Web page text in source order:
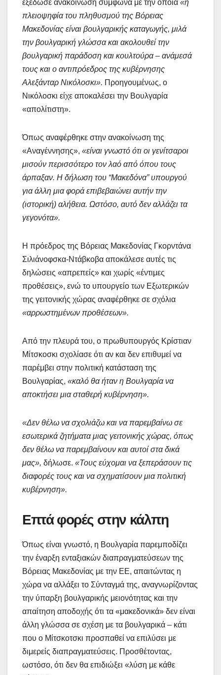
εξέδωσε ανακοίνωση σύμφωνα με την οποία «η
πλειοψηφία του πληθυσμού της Βόρειας
Μακεδονίας είναι βουλγαρικής καταγωγής, μιλά
την βουλγαρική γλώσσα και ακολουθεί την
βουλγαρική παράδοση και κουλτούρα – ανάμεσά
τους και ο αντιπρόεδρος της κυβέρνησης
Αλεξάνταρ Νικόλοσκι». Προηγουμένως, ο
Νικόλοσκι είχε αποκαλέσει την Βουλγαρία
«απολίτιστη».
Όπως αναφέρθηκε στην ανακοίνωση της
«Αναγέννησης», «είναι γνωστό ότι οι γενίτσαροι
μισούν περισσότερο τον λαό από όπου τους
άρπαξαν. Η δήλωση του “Μακεδόνα” υπουργού
για άλλη μια φορά επιβεβαιώνει αυτήν την
(ιστορική) αλήθεια. Ωστόσο, αυτό δεν αλλάζει τα
γεγονότα».
Η πρόεδρος της Βόρειας Μακεδονίας Γκορντάνα
Σιλιάνοφσκα-Ντάβκοβα αποκάλεσε αυτές τις
δηλώσεις «απρεπείς» και χωρίς «έντιμες
προθέσεις», ενώ το υπουργείο των Εξωτερικών
της γειτονικής χώρας αναφέρθηκε σε σχόλια
«αρρωστημένων προθέσεων».
Από την πλευρά του, ο πρωθυπουργός Κρίστιαν
Μίτσκοσκι σχολίασε ότι αν και δεν επιθυμεί να
παρέμβει στην πολιτική κατάσταση της
Βουλγαρίας, «καλό θα ήταν η Βουλγαρία να
αποκτήσει μια σταθερή κυβέρνηση».
«Δεν θέλω να σχολιάζω και να παρεμβαίνω σε
εσωτερικά ζητήματα μιας γειτονικής χώρας, όπως
δεν θέλω να παρεμβαίνουν και αυτοί στα δικά
μας», δήλωσε. «Τους εύχομαι να ξεπεράσουν τις
διαφορές τους και να σχηματίσουν μια πολιτική
κυβέρνηση».
Επτά φορές στην κάλπη
Όπως είναι γνωστό, η Βουλγαρία παρεμποδίζει
την έναρξη ενταξιακών διαπραγματεύσεων της
Βόρειας Μακεδονίας με την ΕΕ, απαιτώντας η
χώρα να αλλάξει το Σύνταγμά της, αναγνωρίζοντας
την ύπαρξη βουλγαρικής μειονότητας και την
απαίτηση αποδοχής ότι τα «μακεδονικά» δεν είναι
άλλη γλώσσα σε σχέση με τα βουλγαρικά – κάτι
που ο Μίτσκοτσκι προσπαθεί να επιλύσει με
διμερείς διαπραγματεύσεις. Προσθέτοντας,
ωστόσο, ότι δεν θα επιδιώξει «λύση με κάθε